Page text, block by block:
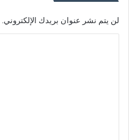
لن يتم نشر عنوان بريدك الإلكتروني.